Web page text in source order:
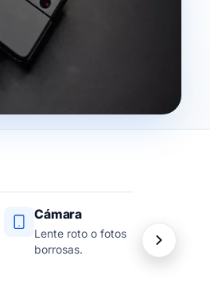
Cámara
Lente roto o fotos
borrosas.